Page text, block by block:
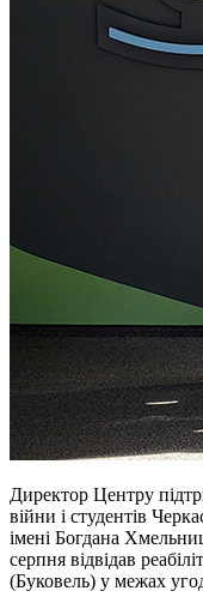
Директор Центру
війни і студентів
імені Богдана
серпня відвідав
(Буковель) у межах